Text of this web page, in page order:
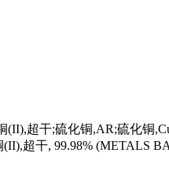
超干;硫化铜,AR;硫化铜
超干, 99.98% (METALS